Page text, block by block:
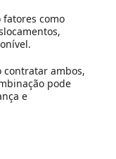
fatores como
contratar ambos,
pode
e